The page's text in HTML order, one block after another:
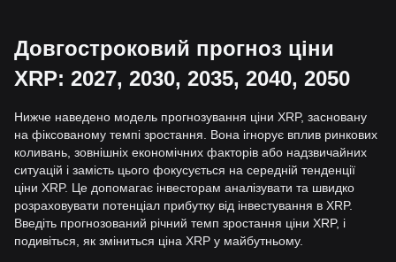
Довгостроковий прогноз ціни
XRP: 2027, 2030, 2035, 2040, 2050
Нижче наведено модель прогнозування ціни XRP, засновану
на фіксованому темпі зростання. Вона ігнорує вплив ринкових
коливань, зовнішніх економічних факторів або надзвичайних
ситуацій і замість цього фокусується на середній тенденції
ціни XRP. Це допомагає інвесторам аналізувати та швидко
розраховувати потенціал прибутку від інвестування в XRP.
Введіть прогнозований річний темп зростання ціни XRP, і
подивіться, як зміниться ціна XRP у майбутньому.